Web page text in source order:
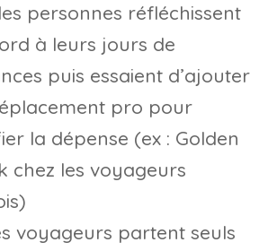
personnes réfléchissent
à leurs jours de
puis essaient d’ajouter
pro pour
la dépense (ex : Golden
chez les voyageurs
voyageurs partent seuls